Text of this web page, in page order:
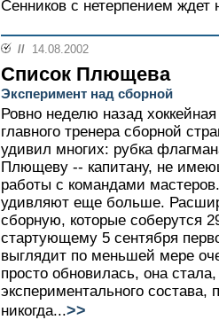
Сенников с нетерпением ждет
// 14.08.2002
Список Плющева
Эксперимент над сборной
Ровно неделю назад
главного тренера сборной
удивил многих: рубка
Плющеву -- капитану, не
работы с командами
удивляют еще больше.
сборную, которые соберутся
стартующему 5 сентября
выглядит по меньшей мере
просто обновилась, она
экспериментального
никогда...>>